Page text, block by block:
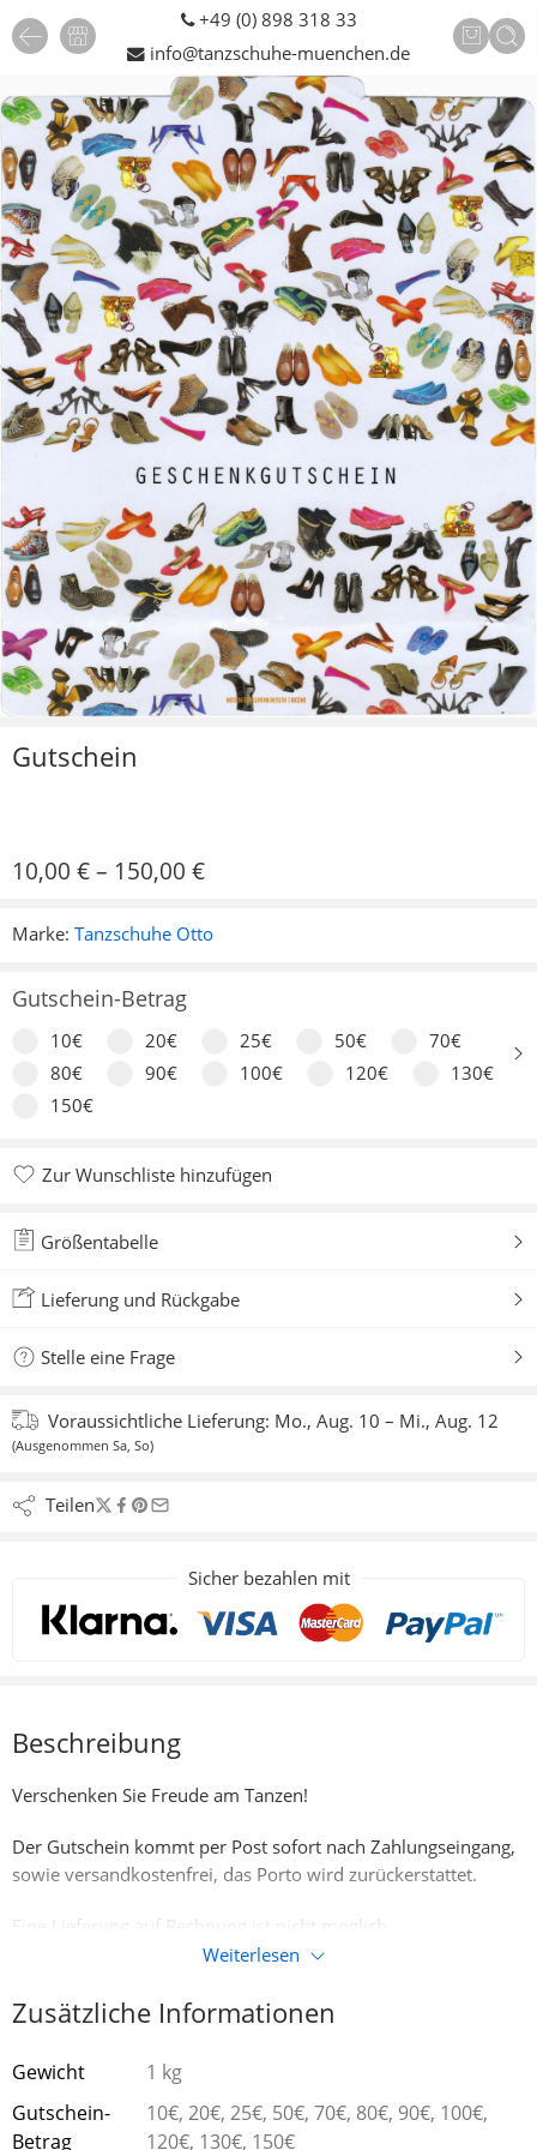
+49 (0) 898 318 33
info@tanzschuhe-muenchen.de
Gutschein
10,00 €– 150,00 €
Marke: Tanzschuhe Otto
Gutschein-Betrag
10€ 20€ 25€ 50€
70€
80€
90€ 100€ 120€
130€
150€
Zur Wunschliste hinzufügen
Größentabelle
Lieferung und Rückgabe
Stelle eine Frage
Voraussichtliche Lieferung: Mo., Aug. 10 – Mi., Aug. 12
(Ausgenommen Sa, So)
Teilen
Sicher bezahlen mit
Beschreibung
Verschenken Sie Freude am Tanzen!
Der Gutschein kommt per Post sofort nach Zahlungseingang,
sowie versandkostenfrei, das Porto wird zurückerstattet.
Eine Lieferung auf Rechnung ist nicht möglich.
Gutschein online einlösen können.
Weiterlesen
Zusätzliche Informationen
Gewicht
1 kg
Gutschein-
Betrag
10€, 20€, 25€, 50€, 70€, 80€, 90€, 100€,
120€, 130€, 150€